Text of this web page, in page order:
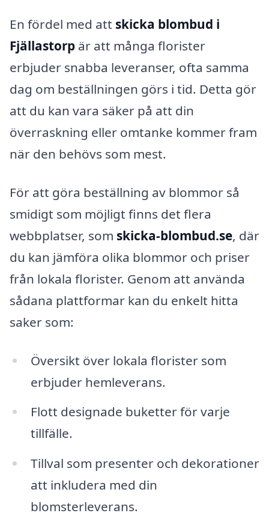
En fördel med att skicka blombud i
Fjällastorp är att många florister
erbjuder snabba leveranser, ofta samma
dag om beställningen görs i tid. Detta gör
att du kan vara säker på att din
överraskning eller omtanke kommer fram
när den behövs som mest.
För att göra beställning av blommor så
smidigt som möjligt finns det flera
webbplatser, som skicka-blombud.se, där
du kan jämföra olika blommor och priser
från lokala florister. Genom att använda
sådana plattformar kan du enkelt hitta
saker som:
Översikt över lokala florister som
erbjuder hemleverans.
Flott designade buketter för varje
tillfälle.
Tillval som presenter och dekorationer
att inkludera med din
blomsterleverans.